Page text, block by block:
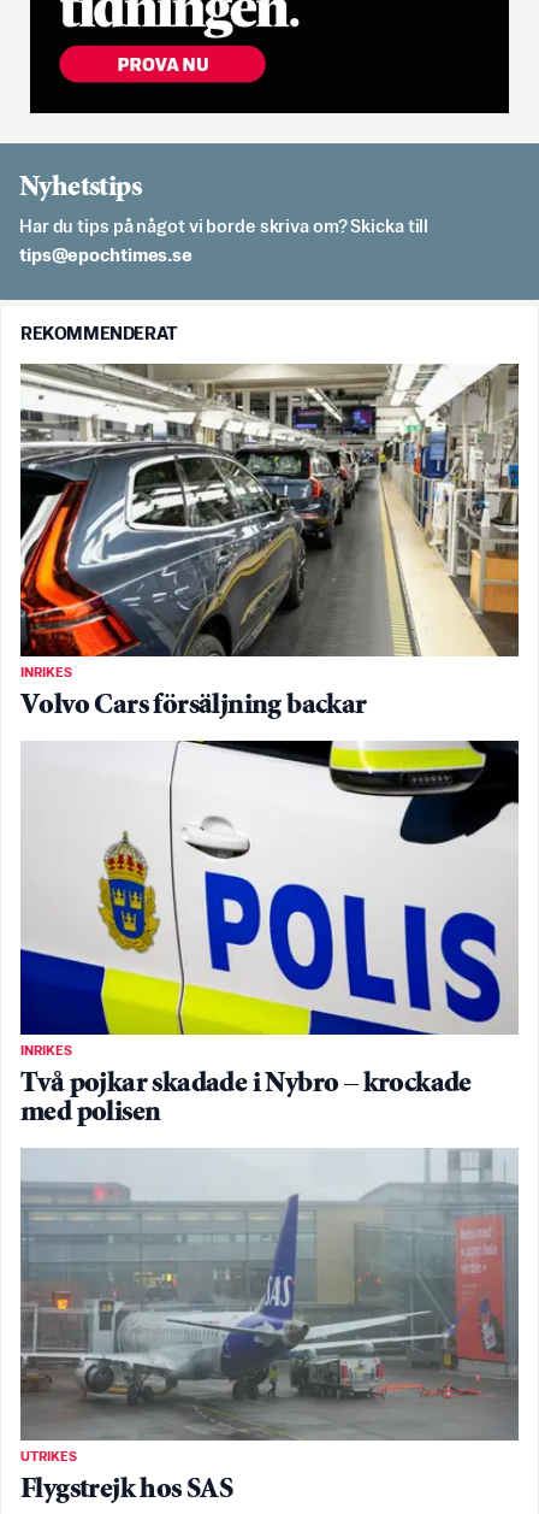
Nyhetstips
Har du tips på något vi borde skriva om? Skicka till
es.semithcope@spit
REKOMMENDERAT
INRIKES
Volvo Cars försäljning backar
INRIKES
Två pojkar skadade i Nybro – krockade
med polisen
UTRIKES
Flygstrejk hos SAS